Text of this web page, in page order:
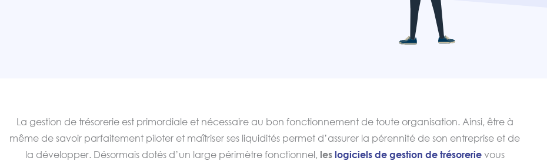
La gestion de trésorerie est primordiale et nécessaire au bon fonctionnement de toute organisation. Ainsi, être à
même de savoir parfaitement piloter et maîtriser ses liquidités permet d’assurer la pérennité de son entreprise et de
la développer. Désormais dotés d’un large périmètre fonctionnel, les logiciels de gestion de trésorerievous